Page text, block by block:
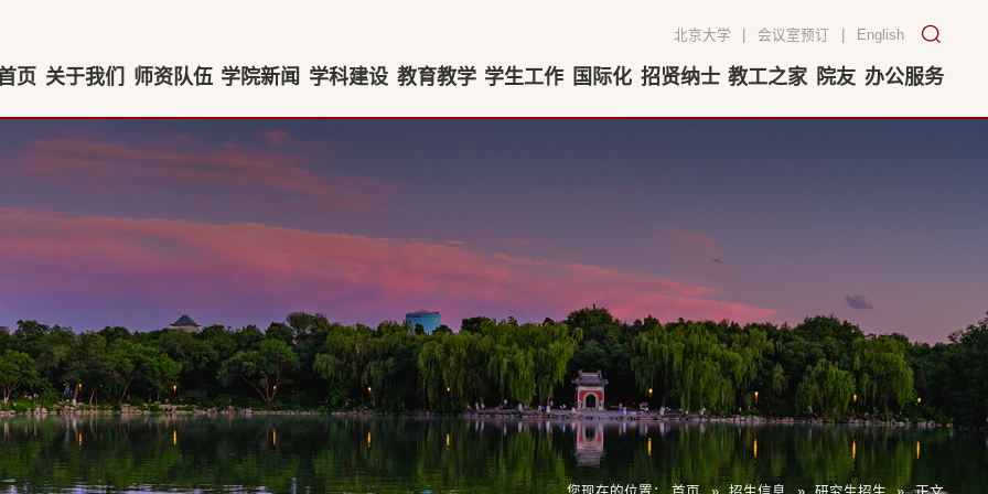
北京大学 会议室预订 English
页 关于我们 师资队伍 学院新闻 学科建设 教育教学 学生工作 国际化 招贤纳士 教工之家 院友 办公服务